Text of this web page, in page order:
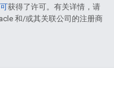
获得了许可。有关详情，请
和/或其关联公司的注册商